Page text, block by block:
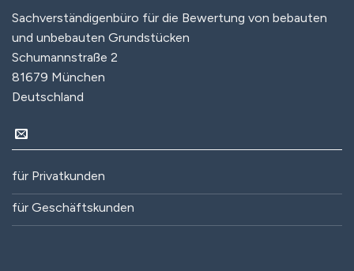
Sachverständigenbüro für die Bewertung von bebauten
und unbebauten Grundstücken
Schumannstraße 2
81679 München
Deutschland
für Privatkunden
für Geschäftskunden